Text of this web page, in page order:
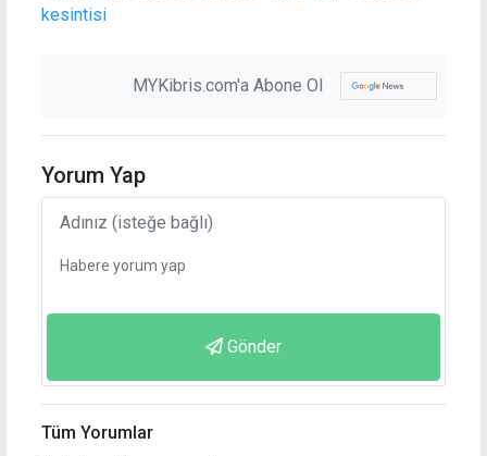
kesintisi
MYKibris.com'a Abone Ol
Yorum Yap
Gönder
Tüm Yorumlar